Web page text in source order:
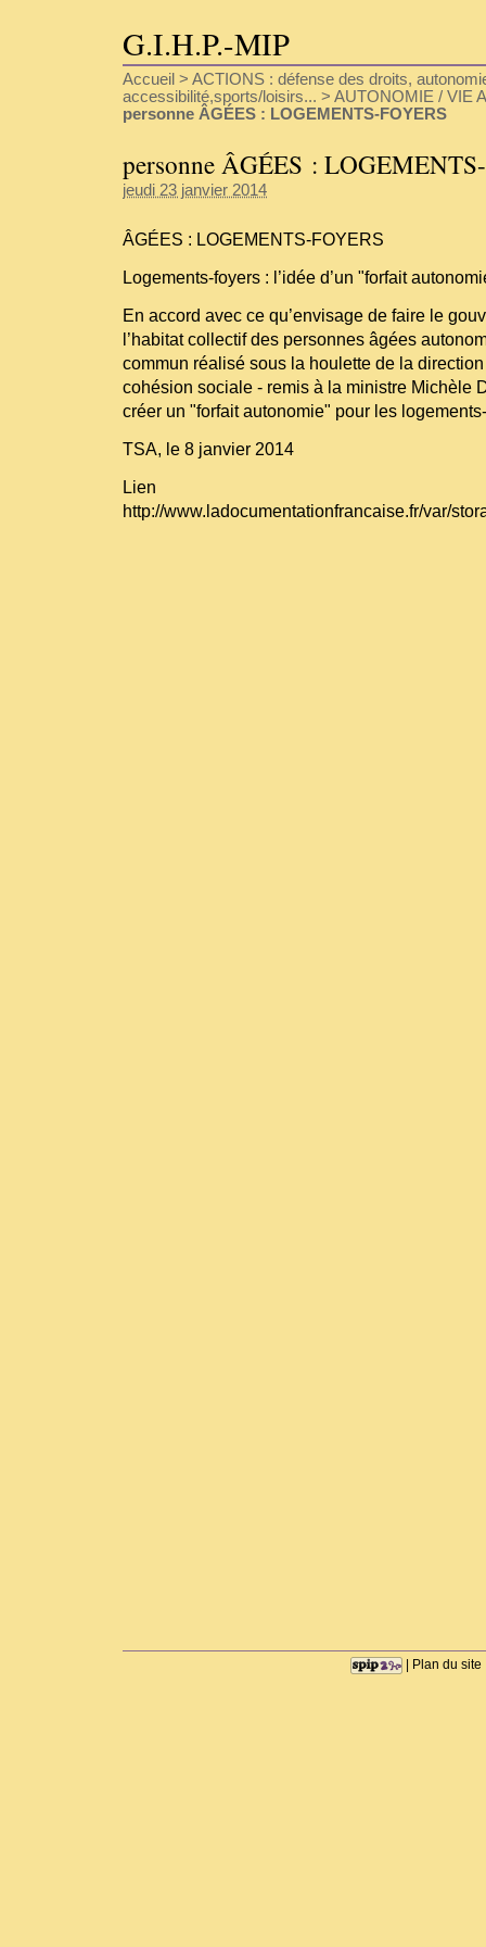
G.I.H.P.-MIP
Accueil > ACTIONS : défense des droits,
accessibilité,sports/loisirs... > AUTONOMIE / VIE
personne ÂGÉES : LOGEMENTS-FOYERS
personne ÂGÉES :
jeudi 23 janvier 2014
ÂGÉES : LOGEMENTS-FOYERS
Logements-foyers : l’idée d’un "forfait
En accord avec ce qu’envisage de faire le
l’habitat collectif des personnes âgées
commun réalisé sous la houlette de la
cohésion sociale - remis à la ministre Michèle
créer un "forfait autonomie" pour les
TSA, le 8 janvier 2014
Lien
http://www.ladocumentationfrancaise.fr/var/
Plan du site